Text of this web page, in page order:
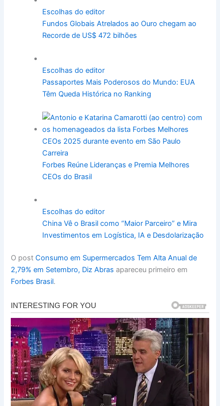
Escolhas do editor
Fundos Globais Atrelados ao Ouro chegam ao
Recorde de US$ 472 bilhões
Escolhas do editor
Passaportes Mais Poderosos do Mundo: EUA
Têm Queda Histórica no Ranking
Carreira
Forbes Reúne Lideranças e Premia Melhores
CEOs do Brasil
Escolhas do editor
China Vê o Brasil como “Maior Parceiro” e Mira
Investimentos em Logística, IA e Desdolarização
O postConsumo em Supermercados Tem Alta Anual de
2,79% em Setembro, Diz Abras apareceu primeiro em
Forbes Brasil.